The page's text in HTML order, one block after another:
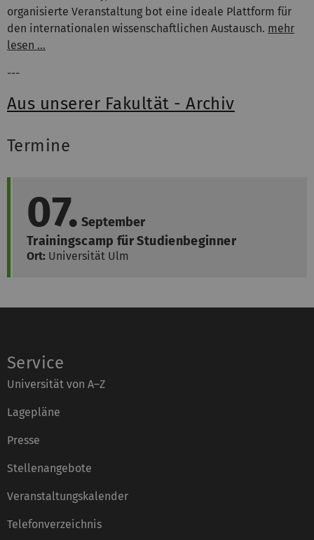
organisierte Veranstaltung bot eine ideale Plattform für
den internationalen wissenschaftlichen Austausch. mehr
lesen …
---
Aus unserer Fakultät - Archiv
Termine
07. September
Trainingscamp für Studienbeginner
Ort: Universität Ulm
Service
Universität von A–Z
Lagepläne
Presse
Stellenangebote
Veranstaltungskalender
Telefonverzeichnis